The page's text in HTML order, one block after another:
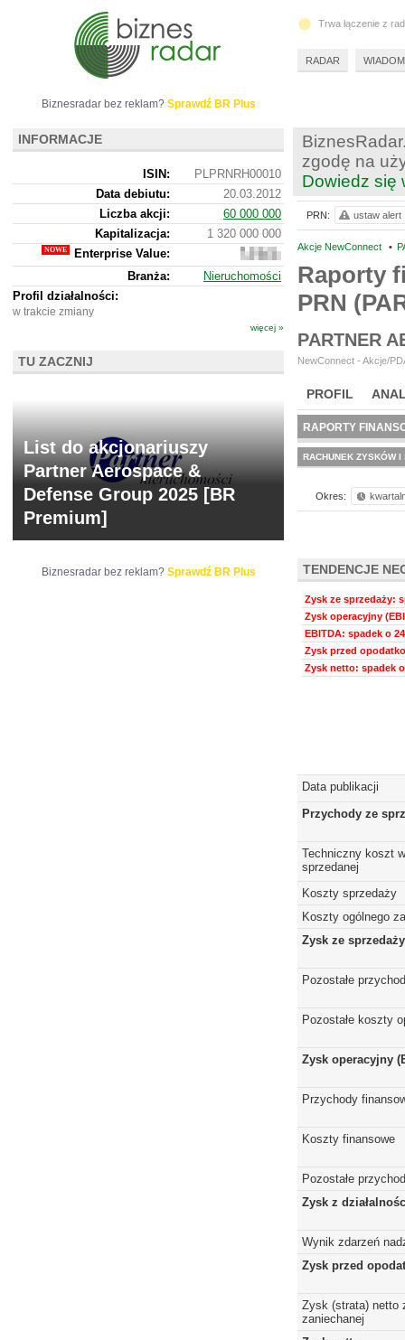
zgodę na
Dowiedz się
Akcje NewConnect •
Raporty
PRN
PARTNER
NewConnect - Akcje/
PROFIL
BR LAB
RAPORTY
RACHUNEK ZYSKÓW I
Okres:
TENDENCJE
Zysk ze sprzedaży:
Zysk operacyjny
EBITDA: spadek o
Zysk przed
Zysk netto: spadek o
Data publikacji
Przychody ze
Techniczny koszt
sprzedanej
Koszty sprzedaży
Koszty ogólnego
Zysk ze sprzedaży
Pozostałe
Pozostałe koszty
Zysk operacyjny
Przychody
Koszty finansowe
Pozostałe
Zysk z
Wynik zdarzeń
Zysk przed
Zysk (strata) netto
zaniechanej
PRN: ustaw alert
Biznesradar bez reklam? Sprawdź BR Plus
INFORMACJE
ISIN:
PLPRNRH00010
Data debiutu:
20.03.2012
Liczba akcji:
60 000 000
Kapitalizacja:
1 320 000 000
Enterprise Value:
1
319 115
000
Branża:
Nieruchomości
Profil działalności:
w trakcie zmiany
więcej »
TU ZACZNIJ
List do akcjonariuszy
Partner Aerospace &
Defense Group 2025 [BR
Premium]
Biznesradar bez reklam? Sprawdź BR Plus
Trwa łączenie z
RADAR